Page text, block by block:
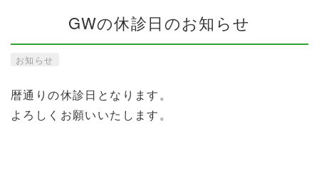
GWの休診日のお知らせ
お知らせ
暦通りの休診日となります。
よろしくお願いいたします。